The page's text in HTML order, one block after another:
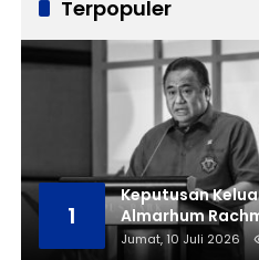
Terpopuler
1
Keputusan
Almarhum
Dimakamkan di
Jumat, 10 Juli 2026